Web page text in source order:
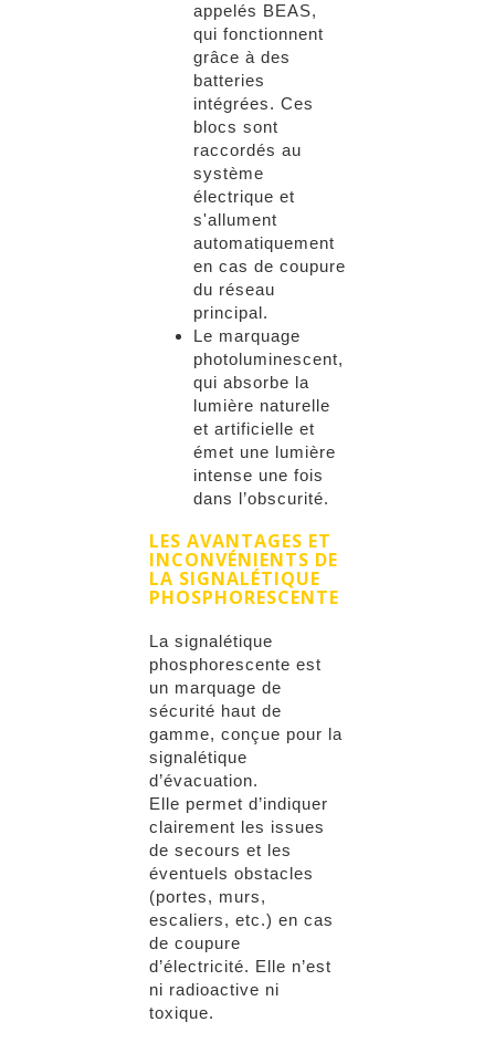
appelés BEAS,
qui fonctionnent
grâce à des
batteries
intégrées. Ces
blocs sont
raccordés au
système
électrique et
s'allument
automatiquement
en cas de coupure
du réseau
principal.
Le marquage
photoluminescent,
qui absorbe la
lumière naturelle
et artificielle et
émet une lumière
intense une fois
dans l’obscurité.
LES AVANTAGES ET
INCONVÉNIENTS DE
LA SIGNALÉTIQUE
PHOSPHORESCENTE
La signalétique
phosphorescente est
un marquage de
sécurité haut de
gamme, conçue pour la
signalétique
d’évacuation.
Elle permet d’indiquer
clairement les issues
de secours et les
éventuels obstacles
(portes, murs,
escaliers, etc.) en cas
de coupure
d’électricité. Elle n’est
ni radioactive ni
toxique.